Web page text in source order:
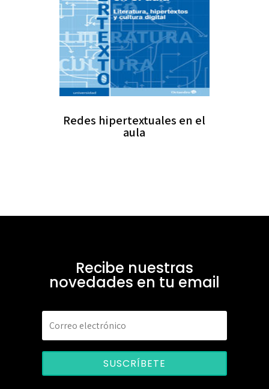
Redes hipertextuales en el
aula
Recibe nuestras
novedades en tu email
SUSCRÍBETE